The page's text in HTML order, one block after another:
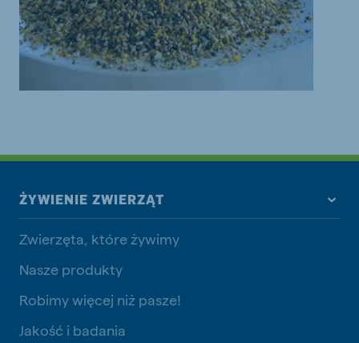
ŻYWIENIE ZWIERZĄT
Zwierzęta, które żywimy
Nasze produkty
Robimy więcej niż pasze!
Jakość i badania